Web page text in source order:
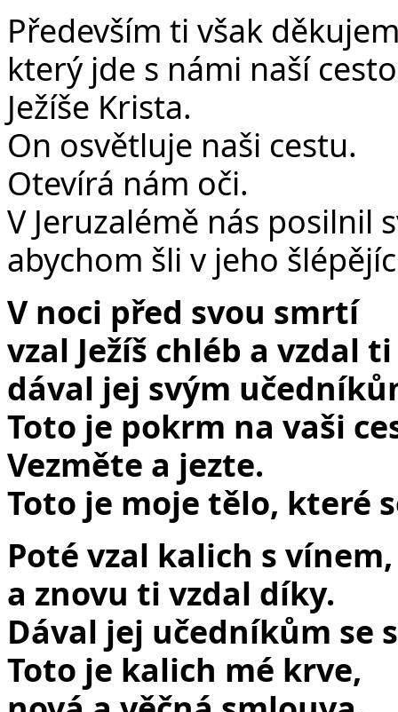
Především ti však
který jde s námi naší
Ježíše Krista.
On osvětluje naši cestu.
Otevírá nám oči.
V Jeruzalémě nás posilnil
abychom šli v jeho
V noci před svou smrtí
vzal Ježíš chléb a vzdal
dával jej svým
Toto je pokrm na vaši
Vezměte a jezte.
Toto je moje tělo, které
Poté vzal kalich s vínem,
a znovu ti vzdal díky.
Dával jej učedníkům se
Toto je kalich mé krve,